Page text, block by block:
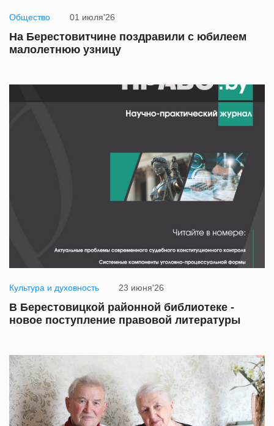
Общество 01 июля'26
На Берестовитчине поздравили с юбилеем
малолетнюю узницу
Культура и духовность 23 июня'26
В Берестовицкой районной библиотеке -
новое поступление правовой литературы